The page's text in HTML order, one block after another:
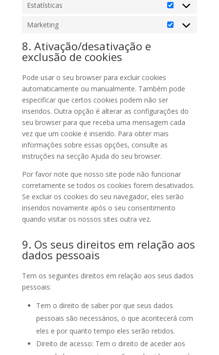
Estatísticas
Estatísticas
Marketing
Marketing
8. Ativação/desativação e
exclusão de cookies
Pode usar o seu browser para excluir cookies
automaticamente ou manualmente. Também pode
especificar que certos cookies podem não ser
inseridos. Outra opção é alterar as configurações do
seu browser para que receba uma mensagem cada
vez que um cookie é inserido. Para obter mais
informações sobre essas opções, consulte as
instruções na secção Ajuda do seu browser.
Por favor note que nosso site pode não funcionar
corretamente se todos os cookies forem desativados.
Se excluir os cookies do seu navegador, eles serão
inseridos novamente após o seu consentimento
quando visitar os nossos sites outra vez.
9. Os seus direitos em relação aos
dados pessoais
Tem os seguintes direitos em relação aos seus dados
pessoais:
Tem o direito de saber por que seus dados
pessoais são necessários, o que acontecerá com
eles e por quanto tempo eles serão retidos.
Direito de acesso: Tem o direito de aceder aos